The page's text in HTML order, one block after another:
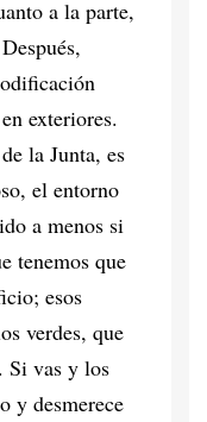
a la parte,
exteriores.
la Junta, es
el entorno
a menos si
tenemos que
esos
verdes, que
Si vas y los
y desmerece